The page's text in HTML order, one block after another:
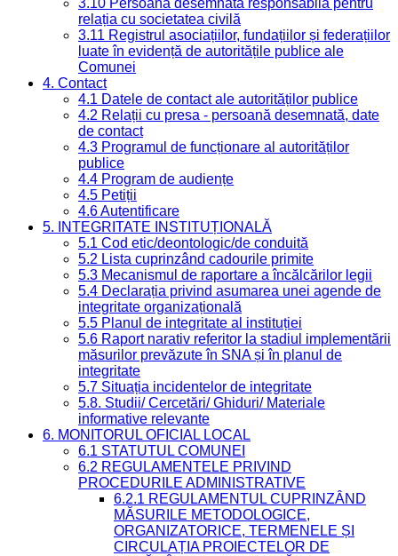
relația cu societatea civilă
3.11 Registrul asociațiilor, fundațiilor și federațiilor
luate în evidență de autoritățile publice ale
Comunei
4. Contact
4.1 Datele de contact ale autorităților publice
4.2 Relații cu presa - persoană desemnată, date
de contact
4.3 Programul de funcționare al autorităților
publice
4.4 Program de audiențe
4.5 Petiții
4.6 Autentificare
5. INTEGRITATE INSTITUȚIONALĂ
5.1 Cod etic/deontologic/de conduită
5.2 Lista cuprinzând cadourile primite
5.3 Mecanismul de raportare a încălcărilor legii
5.4 Declarația privind asumarea unei agende de
integritate organizațională
5.5 Planul de integritate al instituției
5.6 Raport narativ referitor la stadiul implementării
măsurilor prevăzute în SNA și în planul de
integritate
5.7 Situația incidentelor de integritate
5.8. Studii/ Cercetări/ Ghiduri/ Materiale
informative relevante
6. MONITORUL OFICIAL LOCAL
6.1 STATUTUL COMUNEI
6.2 REGULAMENTELE PRIVIND
PROCEDURILE ADMINISTRATIVE
6.2.1 REGULAMENTUL CUPRINZÂND
MĂSURILE METODOLOGICE,
ORGANIZATORICE, TERMENELE ȘI
CIRCULAȚIA PROIECTELOR DE